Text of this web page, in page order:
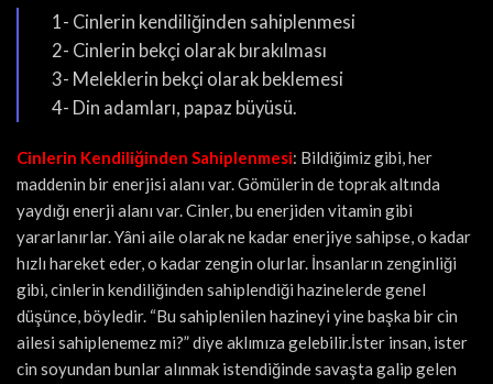
1- Cinlerin kendiliğinden sahiplenmesi
2- Cinlerin bekçi olarak bırakılması
3- Meleklerin bekçi olarak beklemesi
4- Din adamları, papaz büyüsü.
Cinlerin Kendiliğinden Sahiplenmesi: Bildiğimiz gibi, her
maddenin bir enerjisi alanı var. Gömülerin de toprak altında
yaydığı enerji alanı var. Cinler, bu enerjiden vitamin gibi
yararlanırlar. Yâni aile olarak ne kadar enerjiye sahipse, o kadar
hızlı hareket eder, o kadar zengin olurlar. İnsanların zenginliği
gibi, cinlerin kendiliğinden sahiplendiği hazinelerde genel
düşünce, böyledir. “Bu sahiplenilen hazineyi yine başka bir cin
ailesi sahiplenemez mi?” diye aklımıza gelebilir.İster insan, ister
cin soyundan bunlar alınmak istendiğinde savaşta galip gelen